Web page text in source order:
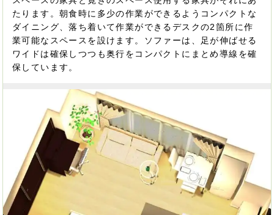
たります。朝食時に多少の作業ができるようコンパクトな
ダイニング、落ち着いて作業ができるデスクの2箇所に作
業可能なスペースを設けます。ソファーは、足が伸ばせる
ワイドは確保しつつも奥行をコンパクトにまとめ導線を確
保しています。